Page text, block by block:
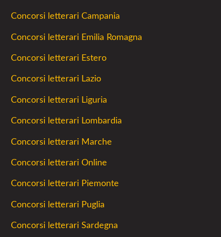
Concorsi letterari Campania
Concorsi letterari Emilia Romagna
Concorsi letterari Estero
Concorsi letterari Lazio
Concorsi letterari Liguria
Concorsi letterari Lombardia
Concorsi letterari Marche
Concorsi letterari Online
Concorsi letterari Piemonte
Concorsi letterari Puglia
Concorsi letterari Sardegna